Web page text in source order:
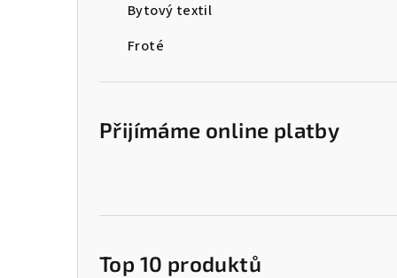
Bytový textil
Froté
Přijímáme online platby
Top 10 produktů